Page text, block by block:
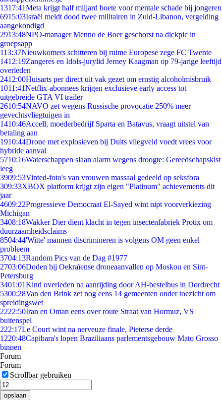
1317:41Meta krijgt half miljard boete voor mentale schade bij jongeren
6915:03Israël meldt dood twee militairen in Zuid-Libanon, vergelding
aangekondigd
2913:48NPO-manager Menno de Boer geschorst na dickpic in
groepsapp
113:37Nieuwkomers schitteren bij ruime Europese zege FC Twente
1412:19Zangeres en Idols-jurylid Jerney Kaagman op 79-jarige leeftijd
overleden
2412:00Huisarts per direct uit vak gezet om ernstig alcoholmisbruik
1011:41Netflix-abonnees krijgen exclusieve early access tot
uitgebreide GTA VI trailer
2610:54NAVO zet wegens Russische provocatie 250% meer
gevechtsvliegtuigen in
1410:46Accell, moederbedrijf Sparta en Batavus, vraagt uitstel van
betaling aan
1910:44Drone met explosieven bij Duits vliegveld voedt vrees voor
hybride aanval
5710:16Waterschappen slaan alarm wegens droogte: Gereedschapskist
leeg
3909:53Vinted-foto's van vrouwen massaal gedeeld op seksfora
309:33XBOX platform krijgt zijn eigen "Platinum" achievements dit
jaar
4609:22Progressieve Democraat El-Sayed wint nipt voorverkiezing
Michigan
3408:18Wakker Dier dient klacht in tegen insectenfabriek Protix om
duurzaamheidsclaims
8504:44'Witte' mannen discrimineren is volgens OM geen enkel
probleem
3704:13Random Pics van de Dag #1977
2703:06Doden bij Oekraïense droneaanvallen op Moskou en Sint-
Petersburg
3401:01Kind overleden na aanrijding door AH-bestelbus in Dordrecht
5300:28Van den Brink zet nog eens 14 gemeenten onder toezicht om
spreidingswet
2222:50Iran en Oman eens over route Straat van Hormuz, VS
buitenspel
222:17Le Court wint na nerveuze finale, Pieterse derde
1220:48Capibara's lopen Braziliaans parlementsgebouw Mato Grosso
binnen
Forum
Forum
Scrollbar gebruiken
opslaan